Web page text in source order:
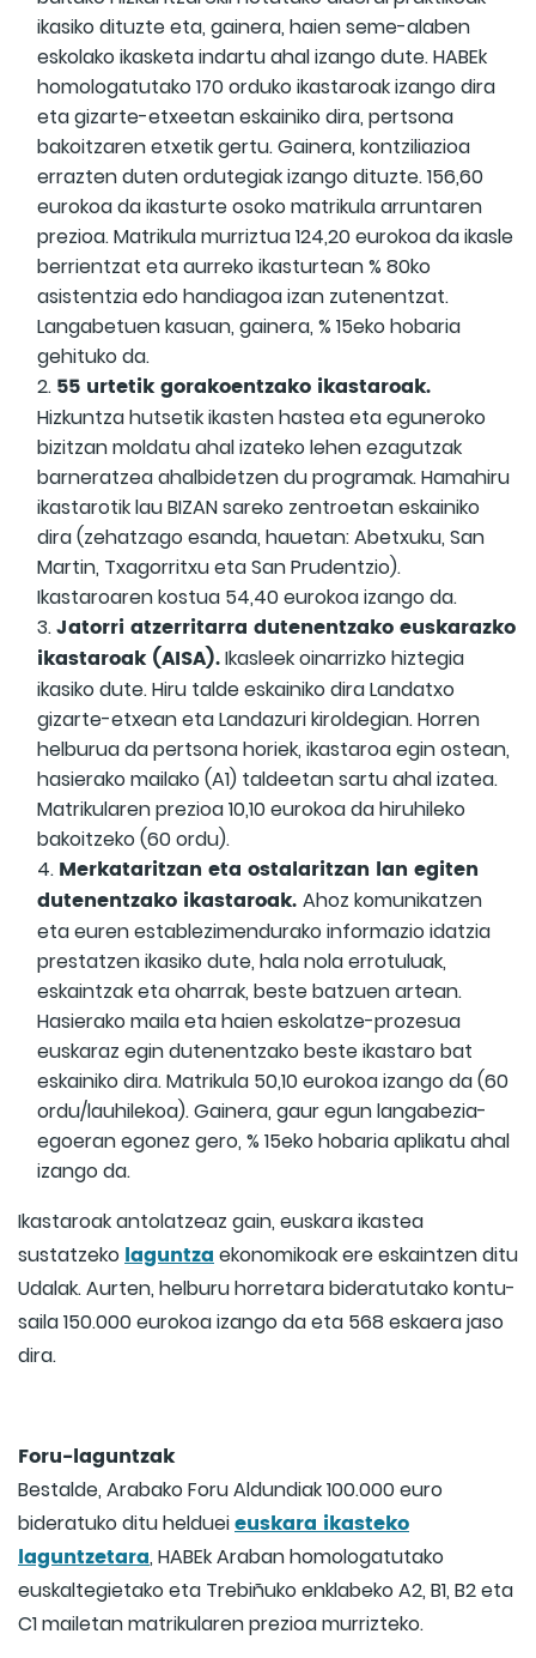
ikasiko dituzte eta, gainera, haien seme-alaben
eskolako ikasketa indartu ahal izango dute. HABEk
homologatutako 170 orduko ikastaroak izango dira
eta gizarte-etxeetan eskainiko dira, pertsona
bakoitzaren etxetik gertu. Gainera, kontziliazioa
errazten duten ordutegiak izango dituzte. 156,60
eurokoa da ikasturte osoko matrikula arruntaren
prezioa. Matrikula murriztua 124,20 eurokoa da ikasle
berrientzat eta aurreko ikasturtean % 80ko
asistentzia edo handiagoa izan zutenentzat.
Langabetuen kasuan, gainera, % 15eko hobaria
gehituko da.
55 urtetik gorakoentzako ikastaroak.
Hizkuntza hutsetik ikasten hastea eta eguneroko
bizitzan moldatu ahal izateko lehen ezagutzak
barneratzea ahalbidetzen du programak. Hamahiru
ikastarotik lau BIZAN sareko zentroetan eskainiko
dira (zehatzago esanda, hauetan: Abetxuku, San
Martin, Txagorritxu eta San Prudentzio).
Ikastaroaren kostua 54,40 eurokoa izango da.
Jatorri atzerritarra dutenentzako euskarazko
ikastaroak (AISA).Ikasleek oinarrizko hiztegia
ikasiko dute. Hiru talde eskainiko dira Landatxo
gizarte-etxean eta Landazuri kiroldegian. Horren
helburua da pertsona horiek, ikastaroa egin ostean,
hasierako mailako (A1) taldeetan sartu ahal izatea.
Matrikularen prezioa 10,10 eurokoa da hiruhileko
bakoitzeko (60 ordu).
Merkataritzan eta ostalaritzan lan egiten
dutenentzako ikastaroak. Ahoz komunikatzen
eta euren establezimendurako informazio idatzia
prestatzen ikasiko dute, hala nola errotuluak,
eskaintzak eta oharrak, beste batzuen artean.
Hasierako maila eta haien eskolatze-prozesua
euskaraz egin dutenentzako beste ikastaro bat
eskainiko dira. Matrikula 50,10 eurokoa izango da (60
ordu/lauhilekoa). Gainera, gaur egun langabezia-
egoeran egonez gero, % 15eko hobaria aplikatu ahal
izango da.
Ikastaroak antolatzeaz gain, euskara ikastea
sustatzekolaguntzaekonomikoak ere eskaintzen ditu
Udalak. Aurten, helburu horretara bideratutako kontu-
saila 150.000 eurokoa izango da eta 568 eskaera jaso
dira.
Foru-laguntzak
Bestalde, Arabako Foru Aldundiak 100.000 euro
bideratuko ditu heldueieuskara ikasteko
laguntzetara, HABEk Araban homologatutako
euskaltegietako eta Trebiñuko enklabeko A2, B1, B2 eta
C1 mailetan matrikularen prezioa murrizteko.